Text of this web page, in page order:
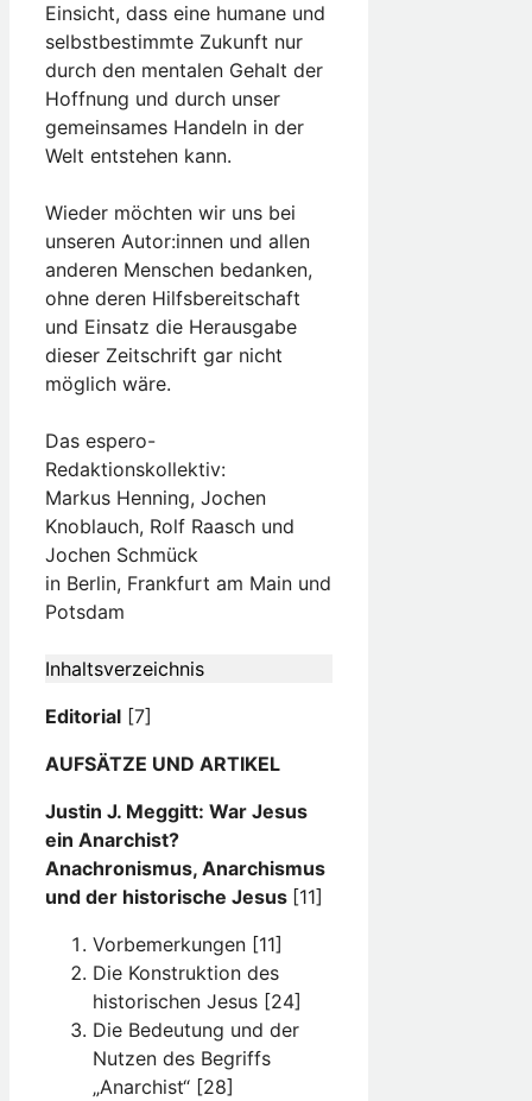
Einsicht, dass eine humane und
selbstbestimmte Zukunft nur
durch den mentalen Gehalt der
Hoffnung und durch unser
gemeinsames Handeln in der
Welt entstehen kann.
Wieder möchten wir uns bei
unseren Autor:innen und allen
anderen Menschen bedanken,
ohne deren Hilfsbereitschaft
und Einsatz die Herausgabe
dieser Zeitschrift gar nicht
möglich wäre.
Das espero-
Redaktionskollektiv:
Markus Henning, Jochen
Knoblauch, Rolf Raasch und
Jochen Schmück
in Berlin, Frankfurt am Main und
Potsdam
Inhaltsverzeichnis
Editorial [7]
AUFSÄTZE UND ARTIKEL
Justin J. Meggitt: War Jesus
ein Anarchist?
Anachronismus, Anarchismus
und der historische Jesus [11]
Vorbemerkungen [11]
Die Konstruktion des
historischen Jesus [24]
Die Bedeutung und der
Nutzen des Begriffs
„Anarchist“ [28]